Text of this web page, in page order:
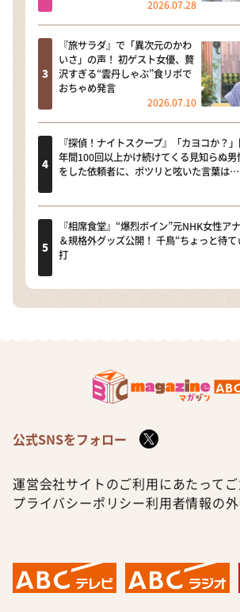
2026.07.28
『旅サラダ』で「異次元のかわ
いさ」の声！ 初ゲスト女優、贅
沢すぎる“雲丹しゃぶ”食リポで
おちゃめ発言
2026.07.10
『探偵！ナイトスクープ』「カヨコか？
年間100回以上かけ続けてくる見知らぬ男
をした依頼者に、ポツリと呟いた言葉は…
『相席食堂』“爆烈ボイン”元NHK女性ア
＆規格外グッズ公開！ 千鳥“ちょっと待
打
公式SNSをフォロー
運営会社サイトのご利用にあたって
プライバシーポリシー利用者情報の